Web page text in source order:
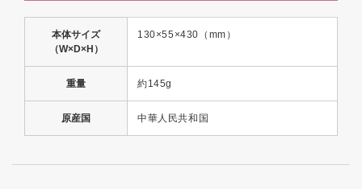
本体サイズ
（W×D×H）
130×55×430（mm）
重量 約145g
原産国 中華人民共和国